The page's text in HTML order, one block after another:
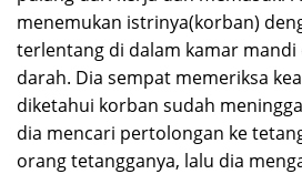
menemukan istrinya(korban)
terlentang di dalam kamar
darah. Dia sempat memeriksa
diketahui korban sudah
dia mencari pertolongan ke
orang tetangganya, lalu dia